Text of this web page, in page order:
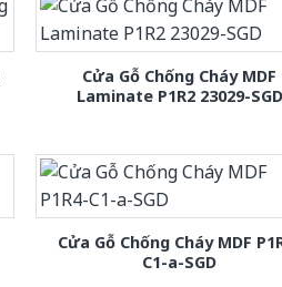
Cửa Gỗ Chống Cháy MDF
Laminate P1R2 23029-SGD
Cửa Gỗ Chống Cháy MDF
C1-a-SGD